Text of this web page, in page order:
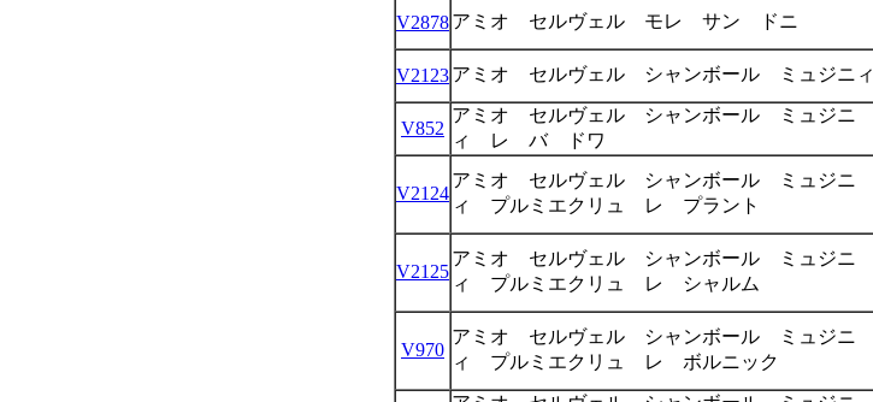
V2878アミオ セルヴェル モレ サン ドニ
V2123アミオ セルヴェル シャンボール ミュジニィ
V852
アミオ セルヴェル シャンボール ミュジニ
ィ レ バ ドワ
V2124
アミオ セルヴェル シャンボール ミュジニ
ィ プルミエクリュ レ プラント
V2125
アミオ セルヴェル シャンボール ミュジニ
ィ プルミエクリュ レ シャルム
V970
アミオ セルヴェル シャンボール ミュジニ
ィ プルミエクリュ レ ボルニック